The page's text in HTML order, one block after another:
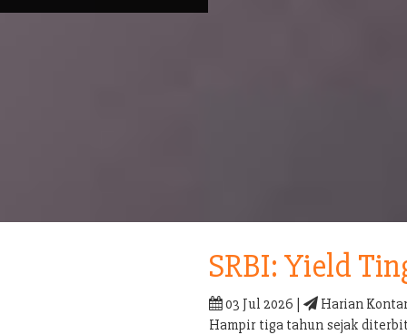
SRBI: Yield
03 Jul 2026 |
Harian
Hampir tiga tahun sejak